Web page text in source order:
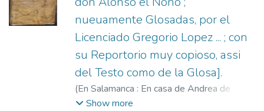
nueuamente Glosadas, por el
Licenciado Gregorio Lopez ... ; con
su Reportorio muy copioso, assi
del Testo como de la Glosa].
(En Salamanca : En casa de Andrea de
Portonarijs ...,1565
Show more